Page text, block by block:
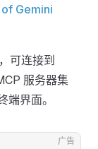
Gemini
可连接到
服务器集
界面。
广告